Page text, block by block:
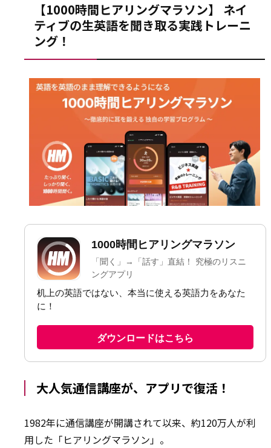
【1000時間ヒアリングマラソン】 ネイ
ティブの生英語を聞き取る実践トレーニ
ング！
大人気通信講座が、アプリで復活！
1982年に通信講座が開講されて以来、約120万人が利
用した「ヒアリングマラソン」。